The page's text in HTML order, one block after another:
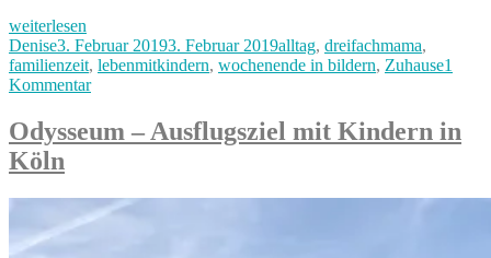
„Wochenende
in
Bildern“
weiterlesen
Autor
DeniseVeröffentlicht
am
3. Februar 20193. Februar 2019Kategorien
alltag, dreifachmama,
familienzeit, lebenmitkindern, wochenende in bildern, Zuhause1
Kommentarzu
Bildern
Odysseum – Ausflugsziel mit Kindern in
Köln